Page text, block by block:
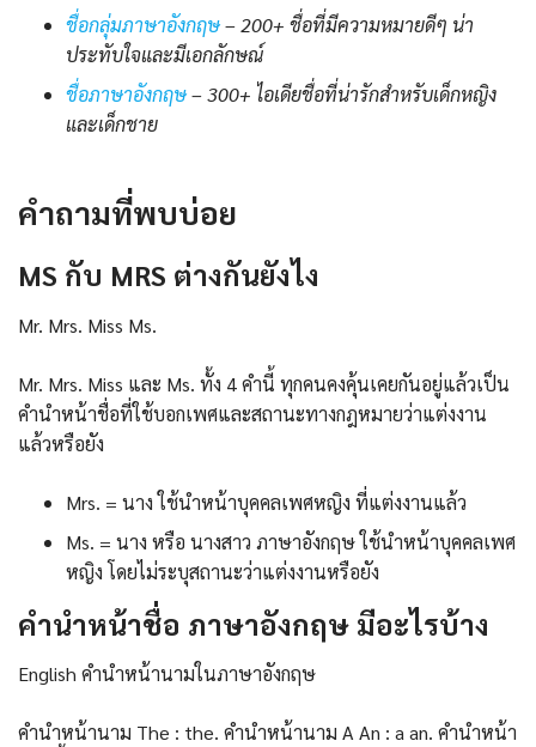
ชื่อกลุ่มภาษาอังกฤษ– 200+ ชื่อที่มีความหมายดีๆ น่า
ประทับใจและมีเอกลักษณ์
ชื่อภาษาอังกฤษ– 300+ ไอเดียชื่อที่น่ารักสำหรับเด็กหญิง
และเด็กชาย
คำถามที่พบบ่อย
MS กับ MRS ต่างกันยังไง
Mr. Mrs. Miss Ms.
Mr. Mrs. Miss และ Ms. ทั้ง 4 คำนี้ ทุกคนคงคุ้นเคยกันอยู่แล้วเป็น
คำนำหน้าชื่อที่ใช้บอกเพศและสถานะทางกฎหมายว่าแต่งงาน
แล้วหรือยัง
Mrs. = นาง ใช้นำหน้าบุคคลเพศหญิง ที่แต่งงานแล้ว
Ms. = นาง หรือ นางสาว ภาษาอังกฤษ ใช้นำหน้าบุคคลเพศ
หญิง โดยไม่ระบุสถานะว่าแต่งงานหรือยัง
คํานําหน้าชื่อ ภาษาอังกฤษ มีอะไรบ้าง
English คำนำหน้านามในภาษาอังกฤษ
คำนำหน้านาม The : the. คำนำหน้านาม A An : a an. คำนำหน้า